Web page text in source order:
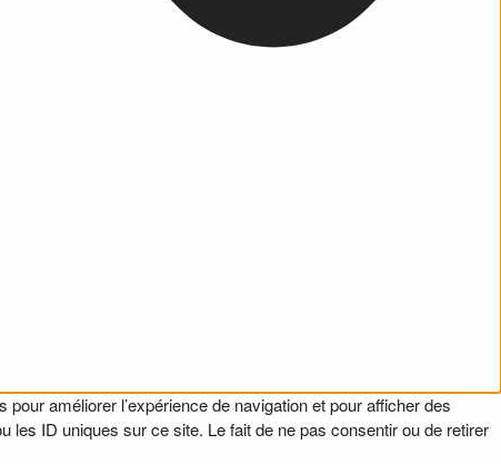
améliorer l’expérience de navigation et pour afficher des
ID uniques sur ce site. Le fait de ne pas consentir ou de retirer